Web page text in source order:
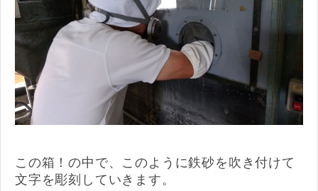
この箱！の中で、このように鉄砂を吹き付けて
文字を彫刻していきます。